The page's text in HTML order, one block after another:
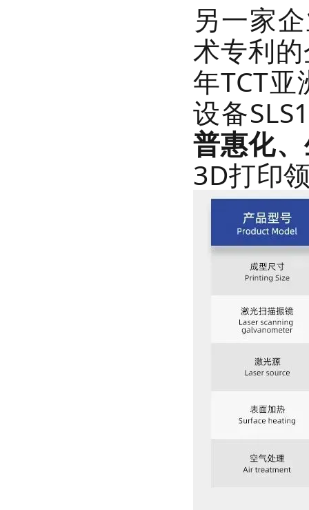
另一家
术专利
年TCT
设备
普惠化
3D打印